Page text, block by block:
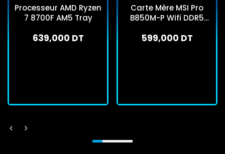
Processeur AMD Ryzen
7 8700F AM5 Tray
639,000 DT
Carte Mère MSI Pro
B850M-P Wifi DDR5
599,000 DT